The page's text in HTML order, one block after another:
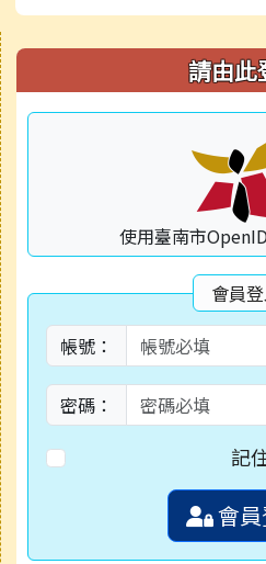
右邊區域內容 請由此
使用臺南市
會員
帳號：
密碼：
記
會